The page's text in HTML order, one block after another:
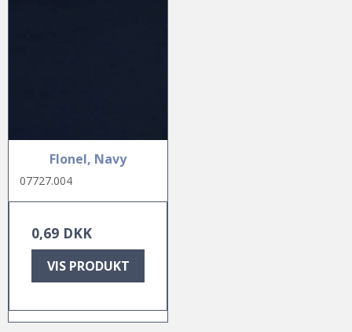
Flonel, Navy
07727.004
0,69 DKK
VIS PRODUKT